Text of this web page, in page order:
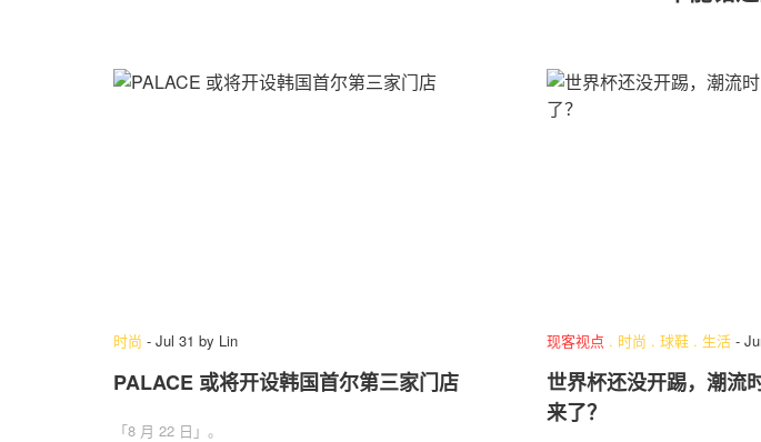
时尚 - Jul 31 by Lin
PALACE 或将开设韩国首尔第三家门店
「8 月 22 日」。
现客视点 . 时尚 . 球鞋 . 生活 -
世界杯还没开踢，潮流
来了？